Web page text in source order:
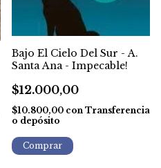
Bajo El Cielo Del Sur - A.
Santa Ana - Impecable!
$12.000,00
$10.800,00 con Transferencia
o depósito